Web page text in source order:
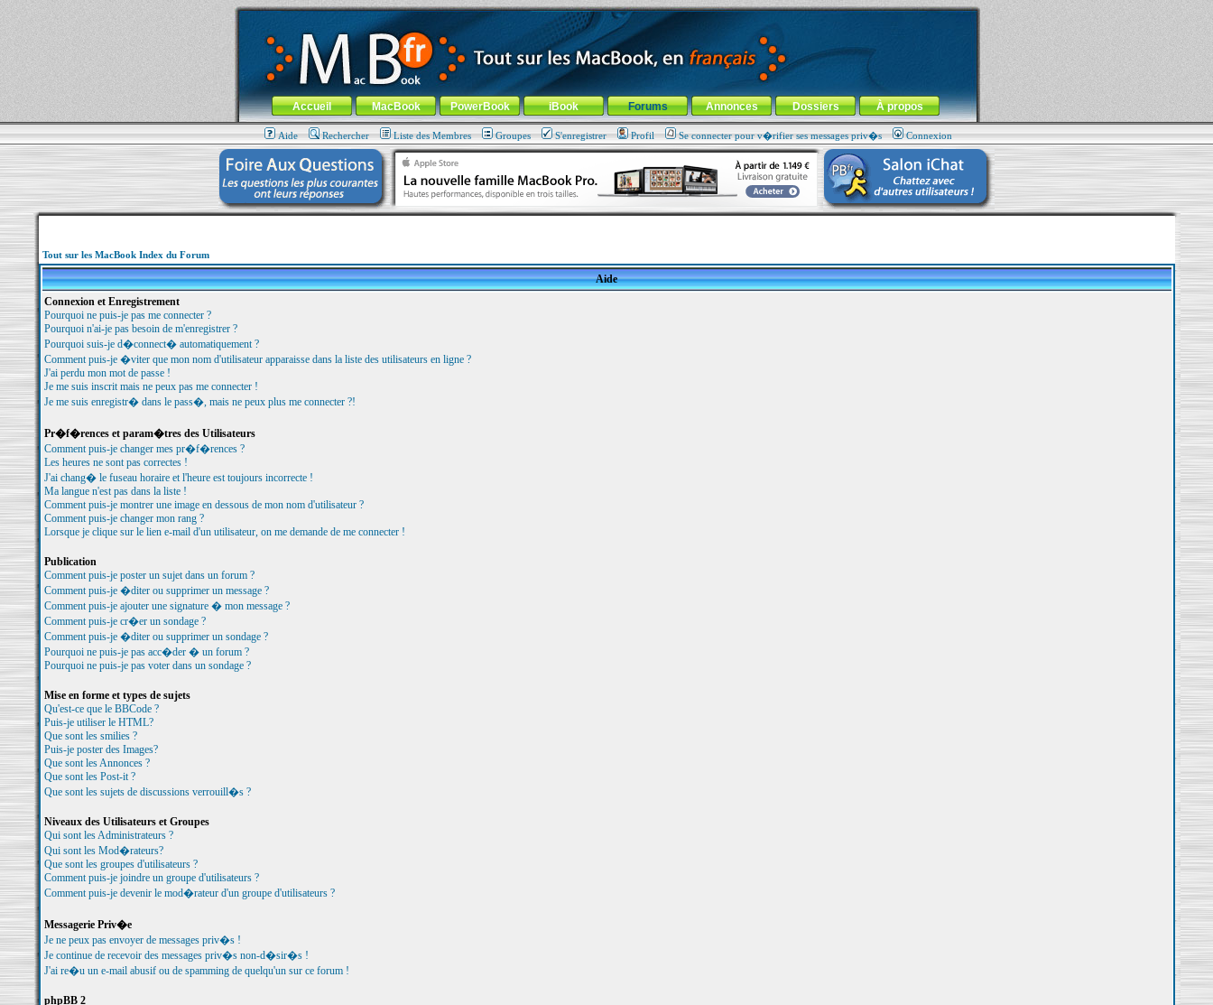
MacBook-fr.com : 100% Apple... 100% nomade !
Aller au contenu-Aller au menu général-Aller au menu de la rubrique
Menu général
Accueil MacBook PowerBook iBook Forums Annonces Dossiers À propos
Aide Rechercher Liste des Membres Groupes S'enregistrer Profil Se connecter pour v�rifier ses messages priv�s Connexion
Tout sur les MacBook Index du Forum
Aide
Connexion et Enregistrement
Pourquoi ne puis-je pas me connecter ?
Pourquoi n'ai-je pas besoin de m'enregistrer ?
Pourquoi suis-je d�connect� automatiquement ?
Comment puis-je �viter que mon nom d'utilisateur apparaisse dans la liste des utilisateurs en ligne ?
J'ai perdu mon mot de passe !
Je me suis inscrit mais ne peux pas me connecter !
Je me suis enregistr� dans le pass�, mais ne peux plus me connecter ?!
Pr�f�rences et param�tres des Utilisateurs
Comment puis-je changer mes pr�f�rences ?
Les heures ne sont pas correctes !
J'ai chang� le fuseau horaire et l'heure est toujours incorrecte !
Ma langue n'est pas dans la liste !
Comment puis-je montrer une image en dessous de mon nom d'utilisateur ?
Comment puis-je changer mon rang ?
Lorsque je clique sur le lien e-mail d'un utilisateur, on me demande de me connecter !
Publication
Comment puis-je poster un sujet dans un forum ?
Comment puis-je �diter ou supprimer un message ?
Comment puis-je ajouter une signature � mon message ?
Comment puis-je cr�er un sondage ?
Comment puis-je �diter ou supprimer un sondage ?
Pourquoi ne puis-je pas acc�der � un forum ?
Pourquoi ne puis-je pas voter dans un sondage ?
Mise en forme et types de sujets
Qu'est-ce que le BBCode ?
Puis-je utiliser le HTML?
Que sont les smilies ?
Puis-je poster des Images?
Que sont les Annonces ?
Que sont les Post-it ?
Que sont les sujets de discussions verrouill�s ?
Niveaux des Utilisateurs et Groupes
Qui sont les Administrateurs ?
Qui sont les Mod�rateurs?
Que sont les groupes d'utilisateurs ?
Comment puis-je joindre un groupe d'utilisateurs ?
Comment puis-je devenir le mod�rateur d'un groupe d'utilisateurs ?
Messagerie Priv�e
Je ne peux pas envoyer de messages priv�s !
Je continue de recevoir des messages priv�s non-d�sir�s !
J'ai re�u un e-mail abusif ou de spamming de quelqu'un sur ce forum !
phpBB 2